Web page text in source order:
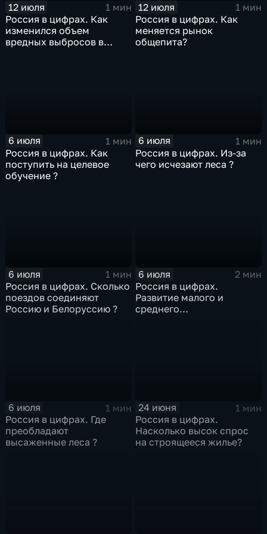
12 июля
1 мин
Россия в цифрах. Как
изменился объем
вредных выбросов в
12 июля
1 мин
Россия в цифрах. Как
меняется рынок
общепита?
6 июля
1 мин
Россия в цифрах. Как
поступить на целевое
обучение ?
6 июля
1 мин
Россия в цифрах. Из-за
чего исчезают леса ?
6 июля
1 мин
Россия в цифрах. Сколько
поездов соединяют
Россию и Белоруссию ?
6 июля
2 мин
Россия в цифрах.
Развитие малого и
среднего
6 июля
1 мин
Россия в цифрах. Где
преобладают
высаженные леса ?
24 июня
1 мин
Россия в цифрах.
Насколько высок спрос
на строящееся жилье?